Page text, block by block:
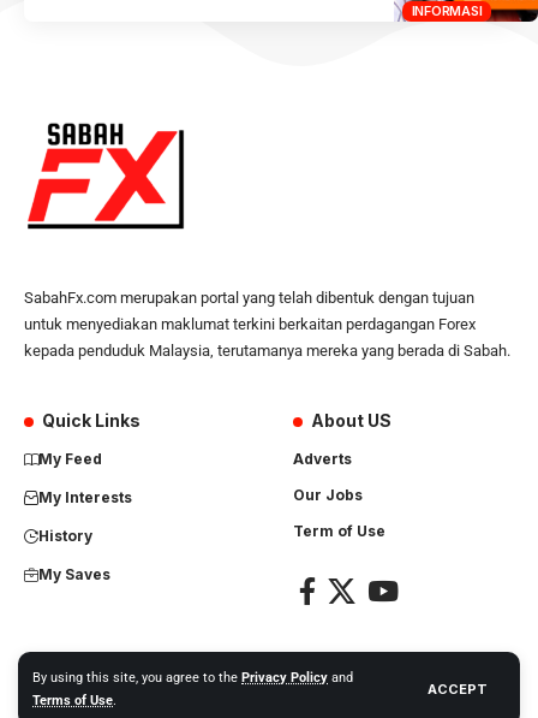
By using this site, you agree to the Privacy Policy and
Terms of Use.
ACCEPT
INFORMASI
SabahFx.com merupakan portal yang telah dibentuk dengan tujuan
untuk menyediakan maklumat terkini berkaitan perdagangan Forex
kepada penduduk Malaysia, terutamanya mereka yang berada di Sabah.
Quick Links
My Feed
My Interests
History
My Saves
About US
Adverts
Our Jobs
Term of Use
Copyright Nusantara Global Network. All right reserved.